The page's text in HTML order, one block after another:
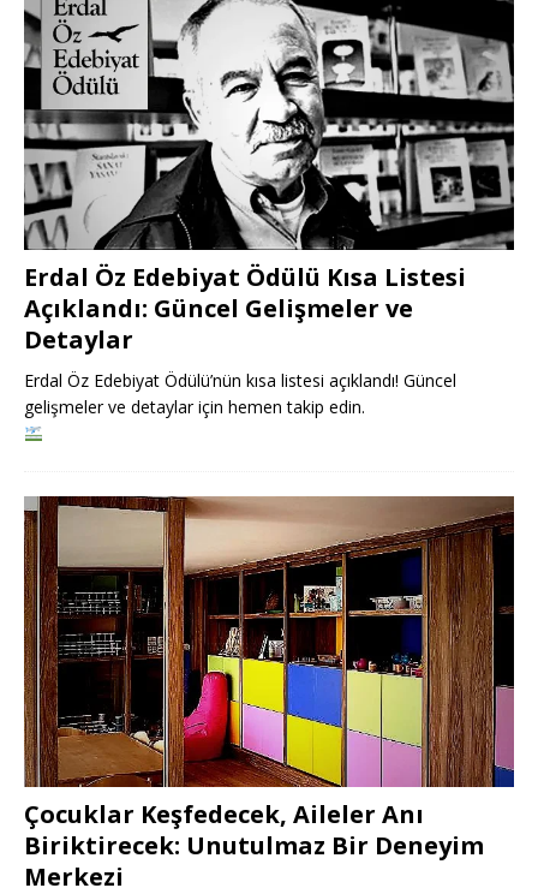
Erdal Öz Edebiyat Ödülü Kısa Listesi
Açıklandı: Güncel Gelişmeler ve
Detaylar
Erdal Öz Edebiyat Ödülü’nün kısa listesi açıklandı! Güncel
gelişmeler ve detaylar için hemen takip edin.
Çocuklar Keşfedecek, Aileler Anı
Biriktirecek: Unutulmaz Bir Deneyim
Merkezi